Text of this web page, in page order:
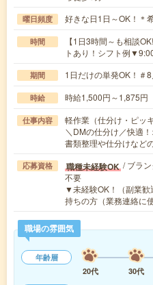
曜日頻度 好きな日1日～OK！＊
時間
【1日3時間～も相談
トあり！シフト例
期間 1日だけの単発OK！
時給 時給1,500円～1,875円
仕事内容
軽作業（仕分け・ピッ
＼DMの仕分け／快適
書類整理や仕分けなど
応募資格 職種未経験OK / ブラ
不要
▼未経験OK！（副業
持ちの方（業務連絡に
職場の雰囲気
年齢層
20代
30代